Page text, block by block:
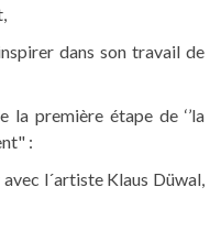
son travail de
la première étape de ‘’la
:
l´artiste Klaus Düwal,